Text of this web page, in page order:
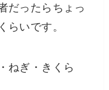
だったらちょっ
らいです。
ねぎ・きくら